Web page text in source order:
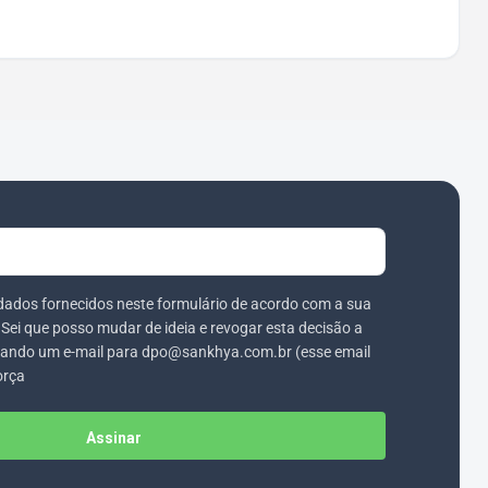
fornecidos neste formulário de acordo com a sua
que posso mudar de ideia e revogar esta decisão a
um e-mail para dpo@sankhya.com.br (esse email
Assinar